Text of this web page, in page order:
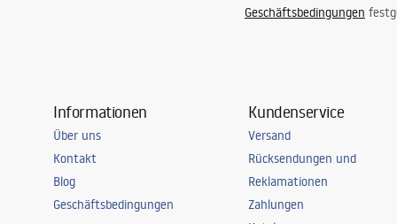
24 monate
Geschäftsbedingungen
Informationen
Über uns
Kontakt
Blog
Geschäftsbedingungen
Kundenservice
Versand
Rücksendungen und
Reklamationen
Zahlungen